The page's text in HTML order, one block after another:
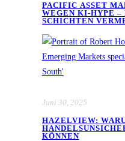
PACIFIC ASSET
WEGEN KI-HYPE
SCHICHTEN
Juni 30, 2025
HAZELVIEW:
KÖNNEN